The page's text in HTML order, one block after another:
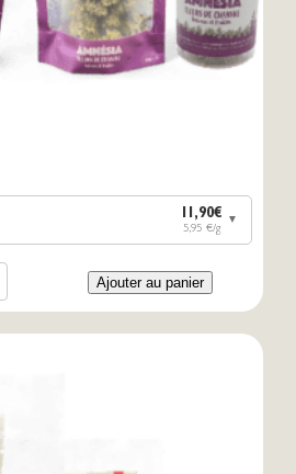
11,90€ ▼
5,95 €/g
Ajouter au panier